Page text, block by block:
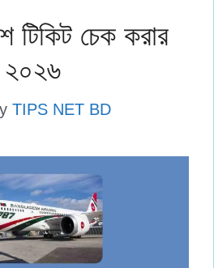
টিকিট চেক করার
২০২৬
TIPS NET BD